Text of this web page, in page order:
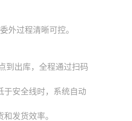
外过程清晰可控。
到出库，全程通过扫码
于安全线时，系统自动
发货效率。